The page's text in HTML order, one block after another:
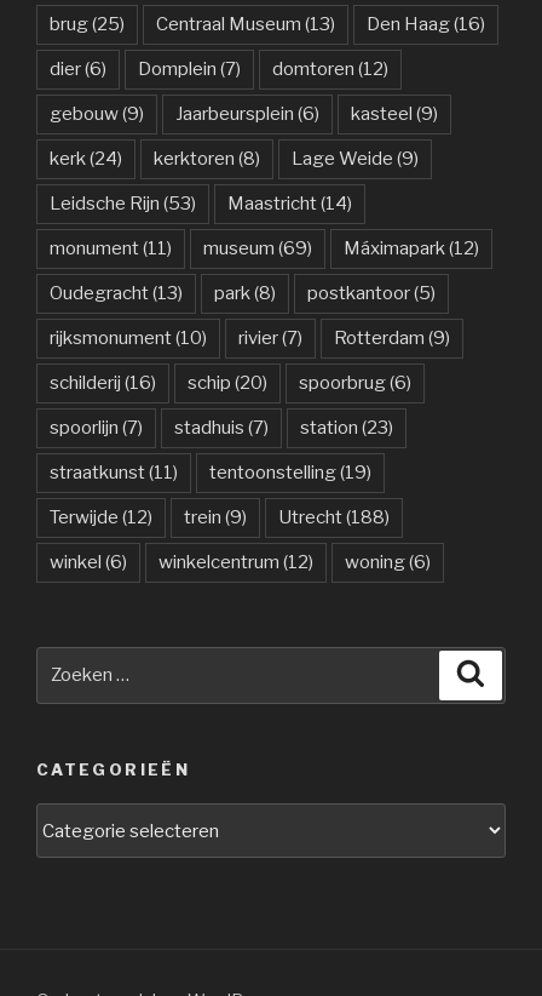
brug(25) Centraal Museum (13) Den Haag(16)
dier(6) Domplein (7) domtoren (12)
gebouw(9) Jaarbeursplein (6) kasteel (9)
kerk(24) kerktoren (8) Lage Weide (9)
Leidsche Rijn (53) Maastricht(14)
monument(11) museum (69) Máximapark(12)
Oudegracht(13) park(8) postkantoor(5)
rijksmonument(10) rivier(7) Rotterdam (9)
schilderij (16) schip (20) spoorbrug(6)
spoorlijn (7) stadhuis (7) station (23)
straatkunst(11) tentoonstelling(19)
Terwijde (12) trein (9) Utrecht(188)
winkel (6) winkelcentrum (12) woning(6)
CATEGORIEËN